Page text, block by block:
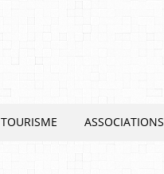
TOURISME ASSOCIATIONS